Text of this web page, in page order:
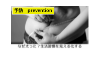
予防 prevention